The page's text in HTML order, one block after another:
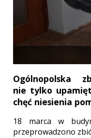
Ogólnopolska
nie tylko
chęć niesienia
18 marca w
przeprowadzono